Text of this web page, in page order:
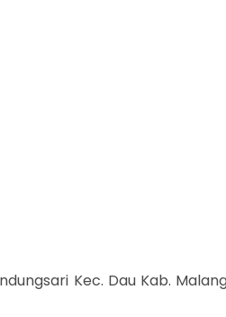
Kec. Dau Kab.